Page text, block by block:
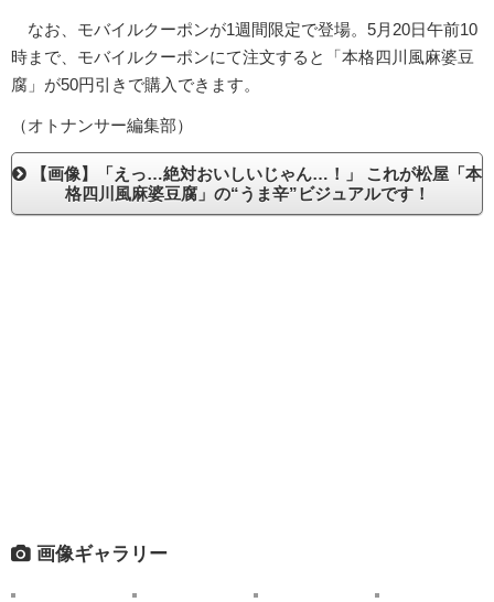
なお、モバイルクーポンが1週間限定で登場。5月20日午前10
時まで、モバイルクーポンにて注文すると「本格四川風麻婆豆
腐」が50円引きで購入できます。
（オトナンサー編集部）
【画像】「えっ…絶対おいしいじゃん…！」 これが松屋「本
格四川風麻婆豆腐」の“うま辛”ビジュアルです！
画像ギャラリー